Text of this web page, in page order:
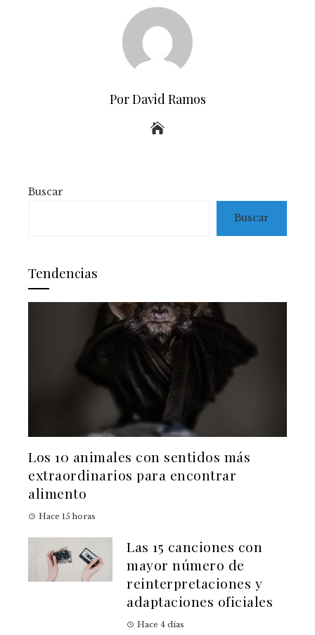
Por David Ramos
Buscar
Buscar
Tendencias
Los 10 animales con sentidos más
extraordinarios para encontrar
alimento
Hace 15 horas
Las 15 canciones con
mayor número de
reinterpretaciones y
adaptaciones oficiales
Hace 4 días